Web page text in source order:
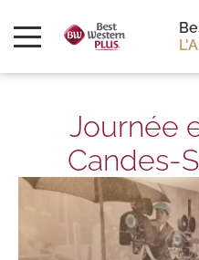
Journée
Candes-